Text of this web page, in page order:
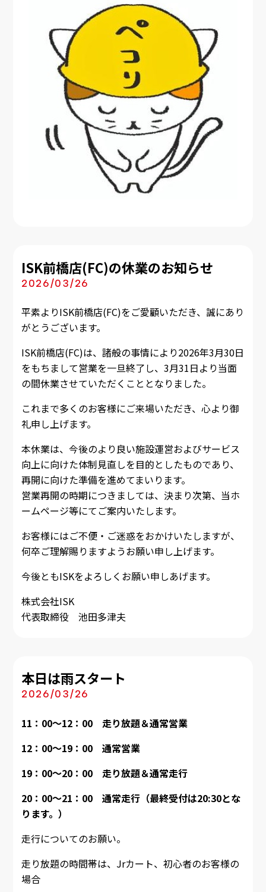
ISK前橋店(FC)の休業のお知らせ
2026/03/26
平素よりISK前橋店(FC)をご愛顧いただき、誠にあり
がとうございます。
ISK前橋店(FC)は、諸般の事情により2026年3月30日
をもちまして営業を一旦終了し、3月31日より当面
の間休業させていただくこととなりました。
これまで多くのお客様にご来場いただき、心より御
礼申し上げます。
本休業は、今後のより良い施設運営およびサービス
向上に向けた体制見直しを目的としたものであり、
再開に向けた準備を進めてまいります。
営業再開の時期につきましては、決まり次第、当ホ
ームページ等にてご案内いたします。
お客様にはご不便・ご迷惑をおかけいたしますが、
何卒ご理解賜りますようお願い申し上げます。
今後ともISKをよろしくお願い申しあげます。
株式会社ISK
代表取締役 池田多津夫
本日は雨スタート
2026/03/26
11：00～12：00 走り放題＆通常営業
12：00～19：00
通常営業
19：00～20：00 走り放題＆通常走行
20：00～21：00 通常走行（最終受付は20:30とな
ります。）
走行についてのお願い。
走り放題の時間帯は、Jrカート、初心者のお客様の
場合